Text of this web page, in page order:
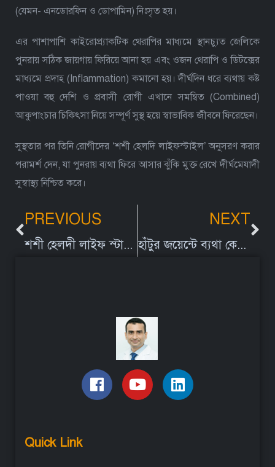
(যেমন- এনডোরফিন ও ডোপামিন) নিঃসৃত হয়।
এর পাশাপাশি কাইরোপ্র্যাকটিক থেরাপির মাধ্যমে স্থানচ্যুত জেলিকে
পুনরায় সঠিক জায়গায় ফিরিয়ে আনা হয় এবং ওজন থেরাপি ও ডিটক্সের
মাধ্যমে প্রদাহ (Inflammation) কমানো হয়। দীর্ঘদিন ধরে ব্যথায় কষ্ট
পাওয়া বহু দেশি ও প্রবাসী রোগী এখানে সমন্বিত (Combined)
আকুপাংচার চিকিৎসা নিয়ে সম্পূর্ণ সুস্থ হয়ে স্বাভাবিক জীবনে ফিরেছেন।
সুস্থতার পর তিনি রোগীদের ‘শশী হেলদি লাইফস্টাইল’ অনুসরণ করার
পরামর্শ দেন, যা পুনরায় ব্যথা ফিরে আসার ঝুঁকি মুক্ত রেখে দীর্ঘমেযাদী
সুস্বাস্থ্য নিশ্চিত করে।
PREVIOUS
শশী হেলদী লাইফ স্টাইল ফলো করি ব্যাথামুক্ত জীবন গড়ি | চ্যানেল আই
NEXT
হাঁটুর জয়েন্টে ব্যথা কেন হয় ও ব্যথা কমানোর উপায়
Quick Link